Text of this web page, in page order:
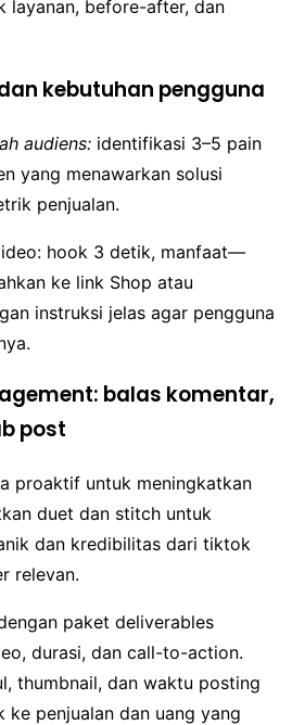
layanan, before-after, dan
kebutuhan pengguna
audiens: identifikasi 3–5 pain
yang menawarkan solusi
penjualan.
hook 3 detik, manfaat—
ke link Shop atau
instruksi jelas agar pengguna
balas komentar,
post
proaktif untuk meningkatkan
duet dan stitch untuk
dan kredibilitas dari tiktok
relevan.
paket deliverables
durasi, dan call-to-action.
thumbnail, dan waktu posting
ke penjualan dan uang yang